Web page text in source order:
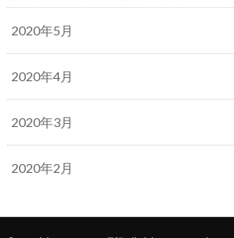
2020年5月
2020年4月
2020年3月
2020年2月